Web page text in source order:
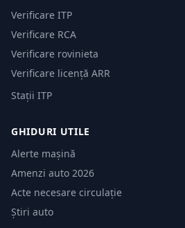
Verificare ITP
Verificare RCA
Verificare rovinieta
Verificare licență ARR
Stații ITP
GHIDURI UTILE
Alerte mașină
Amenzi auto 2026
Acte necesare circulație
Știri auto